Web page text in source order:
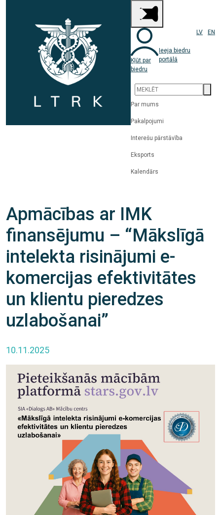
Kļūt par
biedru
Ieeja biedru
portālā
LV EN
Par mums
Pakalpojumi
Interešu pārstāvība
Eksports
Kalendārs
Apmācības ar IMK
finansējumu – “Mākslīgā
intelekta risinājumi e-
komercijas efektivitātes
un klientu pieredzes
uzlabošanai”
10.11.2025